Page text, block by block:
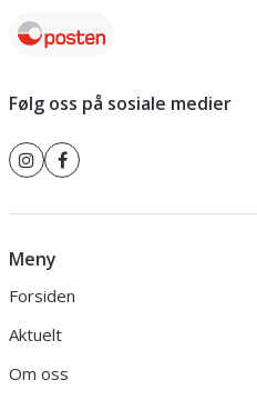
Følg oss på sosiale medier
Meny
Forsiden
Aktuelt
Om oss